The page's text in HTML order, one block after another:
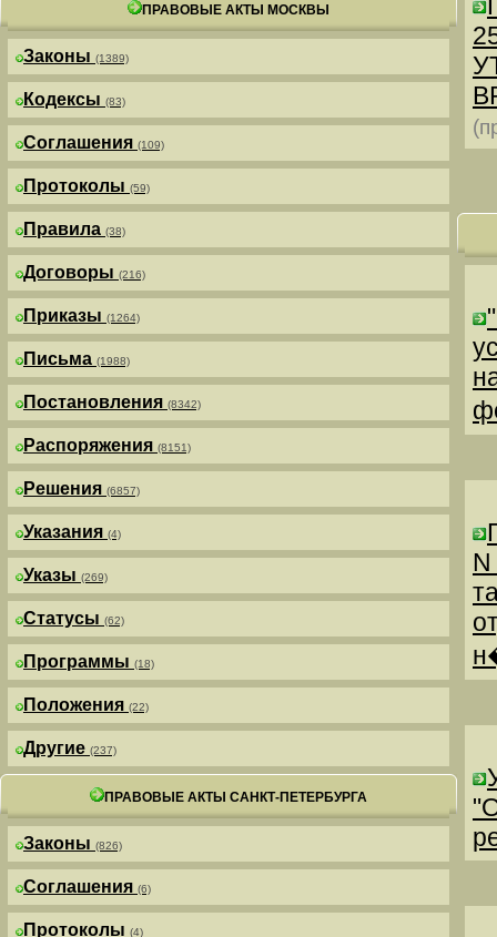
ПРАВОВЫЕ АКТЫ МОСКВЫ
Законы (1389)
Кодексы (83)
Соглашения (109)
Протоколы (59)
Правила (38)
Договоры (216)
Приказы (1264)
Письма (1988)
Постановления (8342)
Распоряжения (8151)
Решения (6857)
Указания (4)
Указы (269)
Статусы (62)
Программы (18)
Положения (22)
Другие (237)
ПРАВОВЫЕ АКТЫ САНКТ-ПЕТЕРБУРГА
Законы (826)
Соглашения (6)
Протоколы (4)